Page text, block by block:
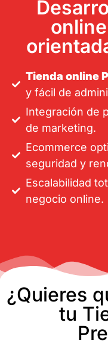
Tienda online
y fácil de
Integración de
de marketing.
Ecommerce
seguridad y
Escalabilidad
negocio online.
¿Quieres
tu